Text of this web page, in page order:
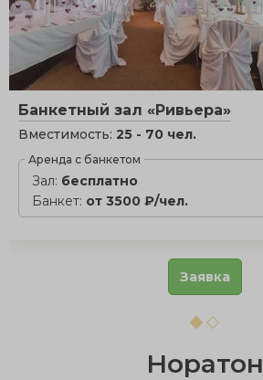
Банкетный зал «Ривьера»
Вместимость: 25 - 70 чел.
Аренда с банкетом
Зал: бесплатно
Банкет: от 3500 ₽/чел.
Заявка
Норатон